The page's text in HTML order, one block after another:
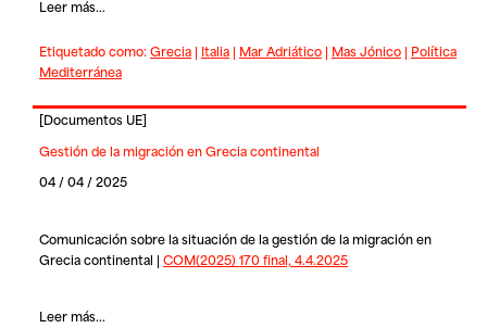
Leer más...
Etiquetado como:Grecia| Italia| Mar Adriático| Mas Jónico| Política
Mediterránea
[Documentos UE]
Gestión de la migración en Grecia continental
04 / 04 / 2025
Comunicación sobre la situación de la gestión de la migración en
Grecia continental | COM(2025) 170 final, 4.4.2025
Leer más...